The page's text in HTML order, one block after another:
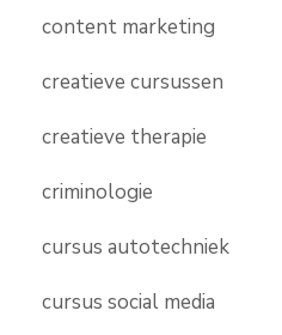
content marketing
creatieve cursussen
creatieve therapie
criminologie
cursus autotechniek
cursus social media